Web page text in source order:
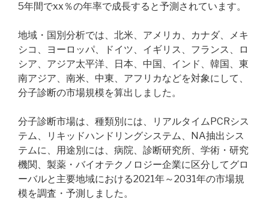
5年間でxx％の年率で成長すると予測されています。
地域・国別分析では、北米、アメリカ、カナダ、メキ
シコ、ヨーロッパ、ドイツ、イギリス、フランス、ロ
シア、アジア太平洋、日本、中国、インド、韓国、東
南アジア、南米、中東、アフリカなどを対象にして、
分子診断の市場規模を算出しました。
分子診断市場は、種類別には、リアルタイムPCRシス
テム、リキッドハンドリングシステム、NA抽出シス
テムに、用途別には、病院、診断研究所、学術・研究
機関、製薬・バイオテクノロジー企業に区分してグロ
ーバルと主要地域における2021年～2031年の市場規
模を調査・予測しました。